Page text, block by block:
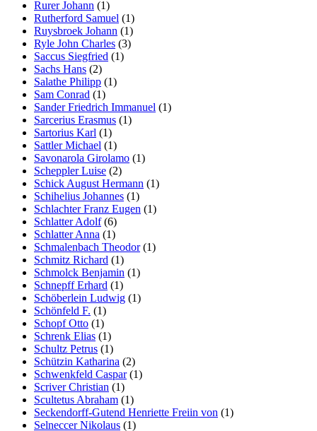
Rurer Johann (1)
Rutherford Samuel (1)
Ruysbroek Johann (1)
Ryle John Charles (3)
Saccus Siegfried (1)
Sachs Hans (2)
Salathe Philipp (1)
Sam Conrad (1)
Sander Friedrich Immanuel (1)
Sarcerius Erasmus (1)
Sartorius Karl (1)
Sattler Michael (1)
Savonarola Girolamo (1)
Scheppler Luise (2)
Schick August Hermann (1)
Schihelius Johannes (1)
Schlachter Franz Eugen (1)
Schlatter Adolf(6)
Schlatter Anna (1)
Schmalenbach Theodor(1)
Schmitz Richard (1)
Schmolck Benjamin (1)
Schnepff Erhard (1)
Schöberlein Ludwig (1)
Schönfeld F. (1)
Schopf Otto (1)
Schrenk Elias (1)
Schultz Petrus (1)
Schützin Katharina (2)
Schwenkfeld Caspar(1)
Scriver Christian (1)
Scultetus Abraham (1)
Seckendorff-Gutend Henriette Freiin von (1)
Selneccer Nikolaus (1)